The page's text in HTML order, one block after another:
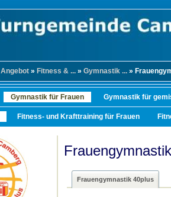
Angebot » Fitness & ... » Gymnastik ... »
Gymnastik für Frauen Gymnastik für
Fitness- und Krafttraining für Frauen
Frauengymnastik 40plus